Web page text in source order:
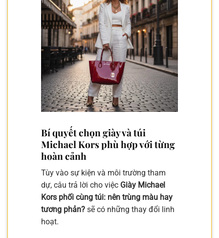
Bí quyết chọn giày và túi
Michael Kors phù hợp với từng
hoàn cảnh
Tùy vào sự kiện và môi trường tham
dự, câu trả lời cho việc Giày Michael
Kors phối cùng túi: nên trùng màu hay
tương phản? sẽ có những thay đổi linh
hoạt.